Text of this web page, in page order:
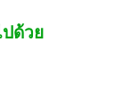
ปด้วย